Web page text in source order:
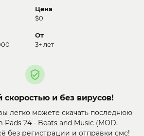
Цена
$0
От
3+ лет
и без вирусов!
легко можете скачать последнюю
24 - Beats and Music (MOD,
без регистрации и отправки смс!